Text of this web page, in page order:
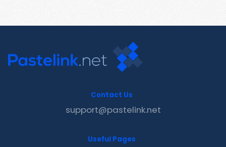
Contact Us
support@pastelink.net
Useful Pages